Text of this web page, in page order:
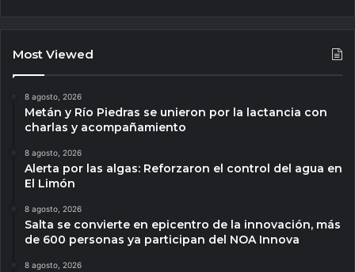
Most Viewed
8 agosto, 2026
Metán y Río Piedras se unieron por la lactancia con
charlas y acompañamiento
8 agosto, 2026
Alerta por las algas: Reforzaron el control del agua en
El Limón
8 agosto, 2026
Salta se convierte en epicentro de la innovación, más
de 600 personas ya participan del NOA Innova
8 agosto, 2026